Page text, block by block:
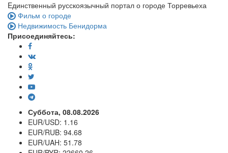
Eдинственный русскоязычный портал о городе Торревьеха
Фильм о городе
Недвижимость Бенидорма
Присоединяйтесь:
Суббота, 08.08.2026
EUR/USD: 1.16
EUR/RUB: 94.68
EUR/UAH: 51.78